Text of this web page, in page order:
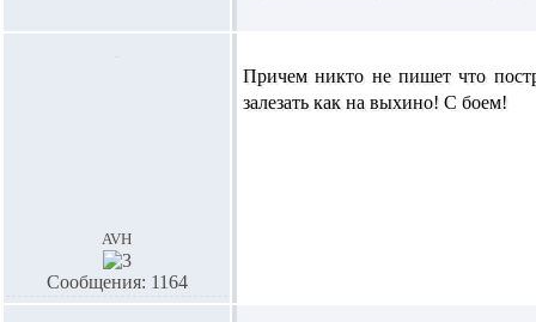
avh
Сообщения: 1164
Причем никто не пишет что
залезать как на выхино! С боем!